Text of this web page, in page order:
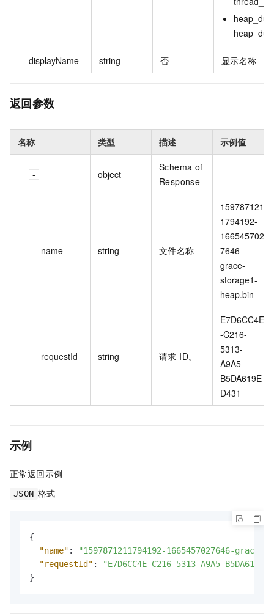
displayName string 否 显示名称
返回参数
名称 类型 描述 示例值
object
Schema of
Response
name string 文件名称
159787121
1794192-
166545702
7646-
grace-
storage1-
heap.bin
requestId string 请求 ID。
E7D6CC4E
-C216-
5313-
A9A5-
B5DA619E
D431
示例
正常返回示例
JSON 格式
{
"name" :
"1597871211794192-1665457027646-
"requestId" :
"E7D6CC4E-C216-5313-A9A5-
}